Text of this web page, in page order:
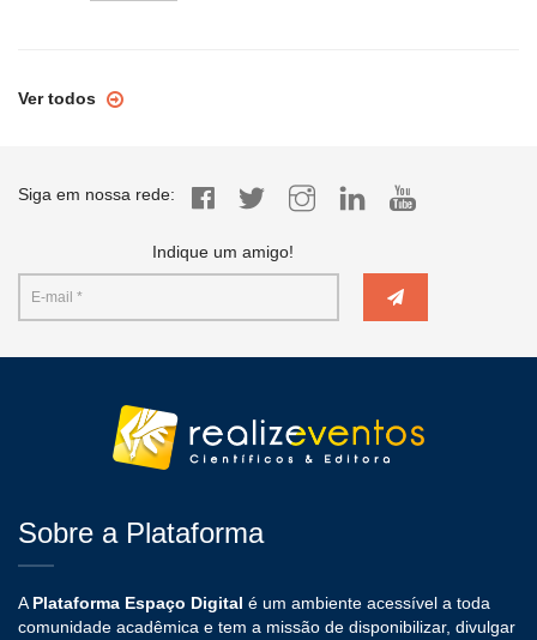
Ver todos
Siga em nossa rede:
Indique um amigo!
Sobre a Plataforma
A Plataforma Espaço Digital é um ambiente acessível a toda
comunidade acadêmica e tem a missão de disponibilizar, divulgar